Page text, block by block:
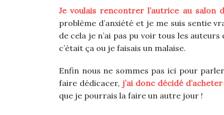
Je voulais rencontrer l’autrice au salon
problème d’anxiété et je me suis sentie
de cela je n’ai pas pu voir tous les
c’était ça ou je faisais un malaise.
Enfin nous ne sommes pas ici pour
faire dédicacer, j’ai donc décidé
que je pourrais la faire un autre jour !